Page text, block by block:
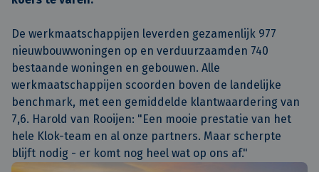
De werkmaatschappijen leverden gezamenlijk 977
nieuwbouwwoningen op en verduurzaamden 740
bestaande woningen en gebouwen. Alle
werkmaatschappijen scoorden boven de landelijke
benchmark, met een gemiddelde klantwaardering van
7,6. Harold van Rooijen: "Een mooie prestatie van het
hele Klok-team en al onze partners. Maar scherpte
blijft nodig - er komt nog heel wat op ons af."